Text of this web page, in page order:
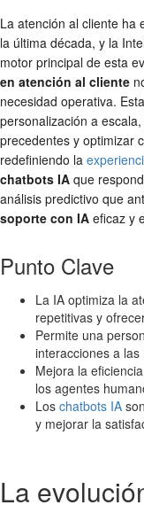
La atención al cliente ha
la última década, y la
motor principal de esta
en atención al cliente
necesidad operativa.
personalización a
precedentes y optimizar
redefiniendo la
chatbots IA que
análisis predictivo que
soporte con IA eficaz y
Punto Clave
La IA optimiza la
repetitivas y
Permite una
interacciones a
Mejora la
los agentes
Los chatbots IA
y mejorar la
La